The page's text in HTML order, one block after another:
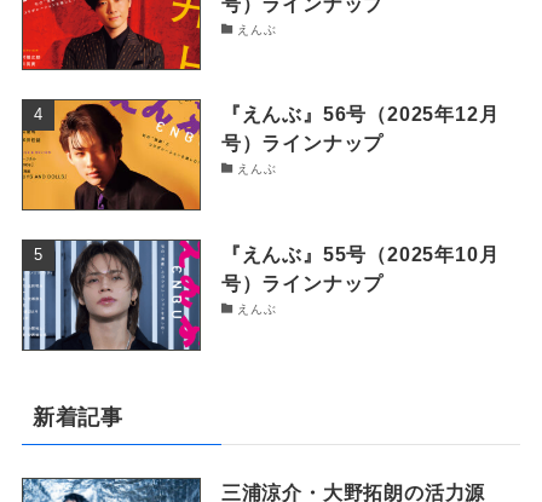
えんぶ
『えんぶ』56号（2025年12月
号）ラインナップ
えんぶ
『えんぶ』55号（2025年10月
号）ラインナップ
えんぶ
新着記事
三浦涼介・大野拓朗の活力源